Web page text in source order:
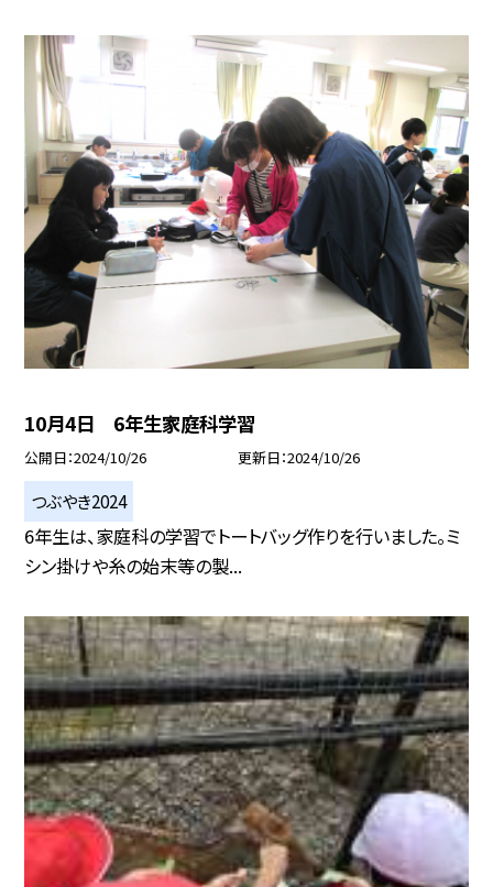
10月4日 6年生家庭科学習
公開日 2024/10/26 更新日 2024/10/26
つぶやき2024
6年生は、家庭科の学習でトートバッグ作りを行いました。ミ
シン掛けや糸の始末等の製...